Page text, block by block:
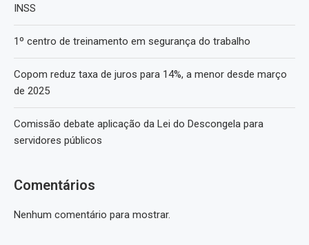
INSS
1º centro de treinamento em segurança do trabalho
Copom reduz taxa de juros para 14%, a menor desde março
de 2025
Comissão debate aplicação da Lei do Descongela para
servidores públicos
Comentários
Nenhum comentário para mostrar.